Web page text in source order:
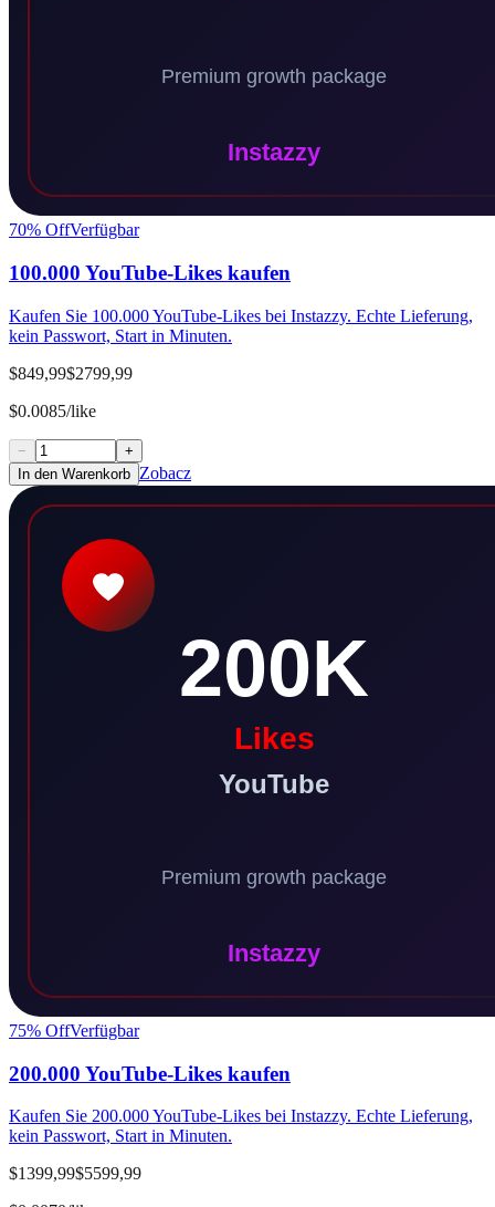
70% OffVerfügbar
100.000 YouTube-Likes kaufen
Kaufen Sie 100.000 YouTube-Likes bei Instazzy. Echte Lieferung,
kein Passwort, Start in Minuten.
$849,99$2799,99
$0.0085/like
−
+
In den Warenkorb Zobacz
75% OffVerfügbar
200.000 YouTube-Likes kaufen
Kaufen Sie 200.000 YouTube-Likes bei Instazzy. Echte Lieferung,
kein Passwort, Start in Minuten.
$1399,99$5599,99